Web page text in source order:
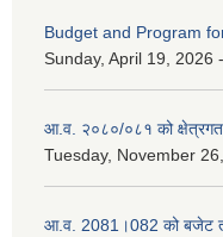
Budget and Program
Sunday, April 19, 2026
आ.व. २०८०/०८१ को
Tuesday, November
आ.व. 2081।082 को बजेट